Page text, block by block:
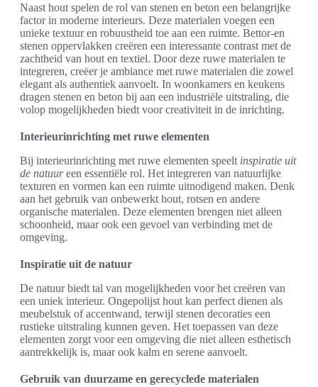
Naast hout spelen de rol van stenen en beton een belangrijke
factor in moderne interieurs. Deze materialen voegen een
unieke textuur en robuustheid toe aan een ruimte. Bettor-en
stenen oppervlakken creëren een interessante contrast met de
zachtheid van hout en textiel. Door deze ruwe materialen te
integreren, creëer je ambiance met ruwe materialen die zowel
elegant als authentiek aanvoelt. In woonkamers en keukens
dragen stenen en beton bij aan een industriële uitstraling, die
volop mogelijkheden biedt voor creativiteit in de inrichting.
Interieurinrichting met ruwe elementen
Bij interieurinrichting met ruwe elementen speelt inspiratie uit
de natuureen essentiële rol. Het integreren van natuurlijke
texturen en vormen kan een ruimte uitnodigend maken. Denk
aan het gebruik van onbewerkt hout, rotsen en andere
organische materialen. Deze elementen brengen niet alleen
schoonheid, maar ook een gevoel van verbinding met de
omgeving.
Inspiratie uit de natuur
De natuur biedt tal van mogelijkheden voor het creëren van
een uniek interieur. Ongepolijst hout kan perfect dienen als
meubelstuk of accentwand, terwijl stenen decoraties een
rustieke uitstraling kunnen geven. Het toepassen van deze
elementen zorgt voor een omgeving die niet alleen esthetisch
aantrekkelijk is, maar ook kalm en serene aanvoelt.
Gebruik van duurzame en gerecyclede materialen